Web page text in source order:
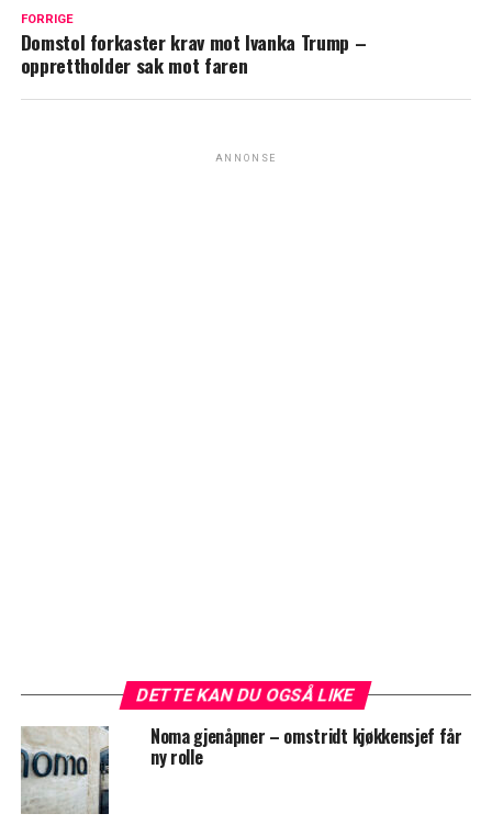
FORRIGE
Domstol forkaster krav mot Ivanka Trump –
opprettholder sak mot faren
ANNONSE
DETTE KAN DU OGSÅ LIKE
Noma gjenåpner – omstridt kjøkkensjef får
ny rolle